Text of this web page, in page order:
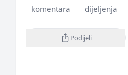
komentara dijeljenja
Podijeli